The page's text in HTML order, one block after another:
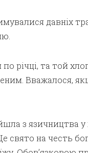
давніх
по річці, та той
Вважалося,
з язичництва у
свято на честь